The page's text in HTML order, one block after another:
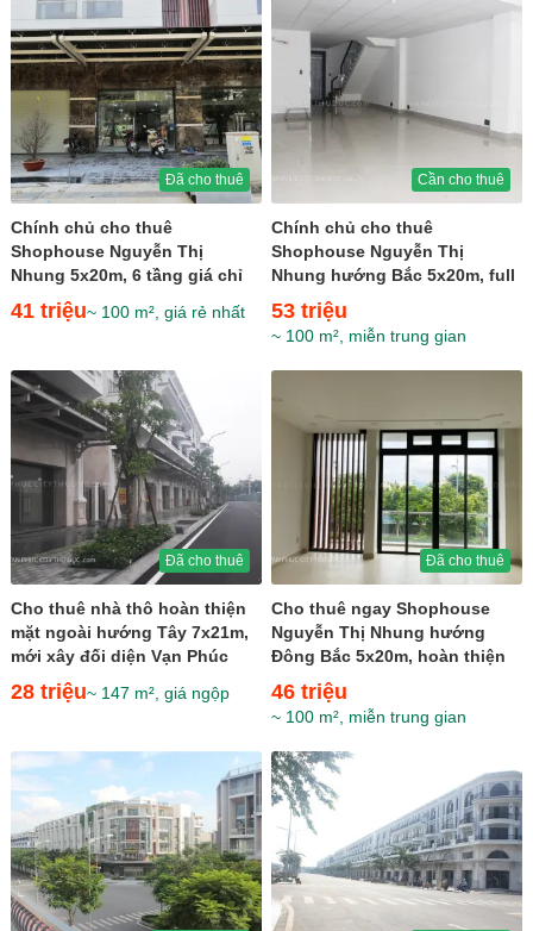
Đã cho thuê
Chính chủ cho thuê
Shophouse Nguyễn Thị
Nhung 5x20m, 6 tầng giá chỉ
41 triệu
41 triệu~ 100 m², giá rẻ nhất
Cần cho thuê
Chính chủ cho thuê
Shophouse Nguyễn Thị
Nhung hướng Bắc 5x20m, full
nội thất trục thương mại
chính giá...
53 triệu
~ 100 m², miễn trung gian
Đã cho thuê
Cho thuê nhà thô hoàn thiện
mặt ngoài hướng Tây 7x21m,
mới xây đối diện Vạn Phúc
Center giá 28 triệu
28 triệu~ 147 m², giá ngộp
Đã cho thuê
Cho thuê ngay Shophouse
Nguyễn Thị Nhung hướng
Đông Bắc 5x20m, hoàn thiện
nội thất trục thương mại...
46 triệu
~ 100 m², miễn trung gian